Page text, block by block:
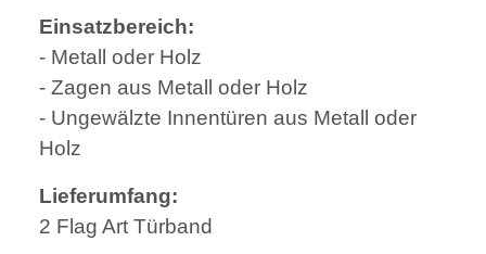
Einsatzbereich:
- Metall oder Holz
- Zagen aus Metall oder Holz
- Ungewälzte Innentüren aus Metall oder
Holz
Lieferumfang:
2 Flag Art Türband